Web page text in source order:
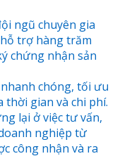
ngũ chuyên gia
trợ hàng trăm
chứng nhận sản
chóng, tối ưu
gian và chi phí.
lại ở việc tư vấn,
nghiệp từ
công nhận và ra